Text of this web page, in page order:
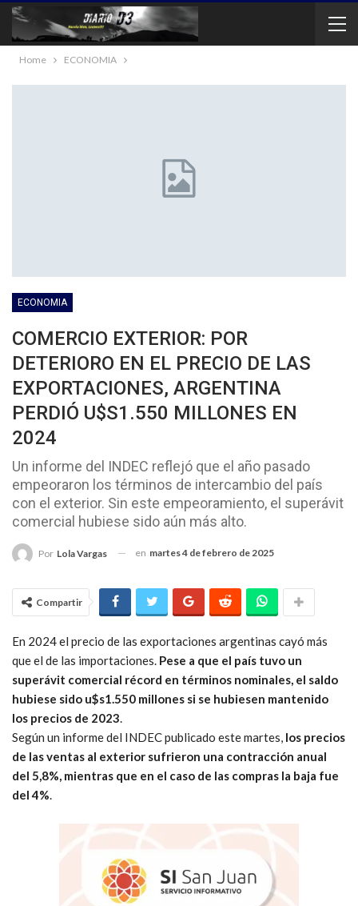
Home ECONOMIA
ECONOMIA
COMERCIO EXTERIOR: POR
DETERIORO EN EL PRECIO DE LAS
EXPORTACIONES, ARGENTINA
PERDIÓ U$S1.550 MILLONES EN
2024
Un informe del INDEC reflejó que el año pasado
empeoraron los términos de intercambio del país
con el exterior. Sin este empeoramiento, el superávit
comercial hubiese sido aún más alto.
Por Lola Vargas en martes 4 de febrero de 2025
Compartir
En 2024 el precio de las exportaciones argentinas cayó más
que el de las importaciones. Pese a que el país tuvo un
superávit comercial récord en términos nominales, el saldo
hubiese sido u$s1.550 millones si se hubiesen mantenido
los precios de 2023.
Según un informe del INDEC publicado este martes, los precios
de las ventas al exterior sufrieron una contracción anual
del 5,8%, mientras que en el caso de las compras la baja fue
del 4%.